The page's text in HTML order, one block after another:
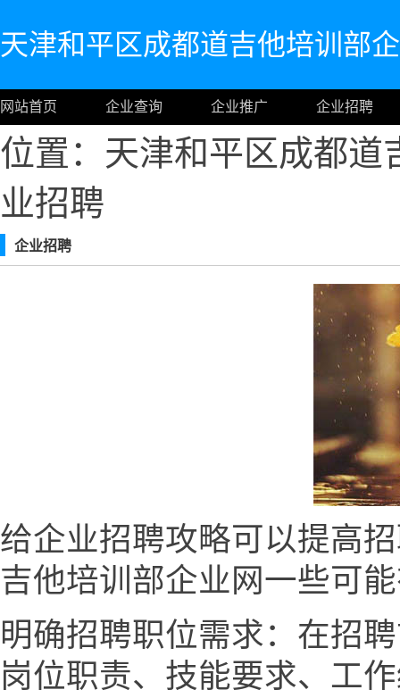
天津和平区成都道吉他培训部
网站首页 企业查询 企业推广 企业招聘
位置：天津和平区成都
业招聘
企业招聘
给企业招聘攻略可以提高
吉他培训部企业网一些可
明确招聘职位需求：在招
岗位职责、技能要求、工